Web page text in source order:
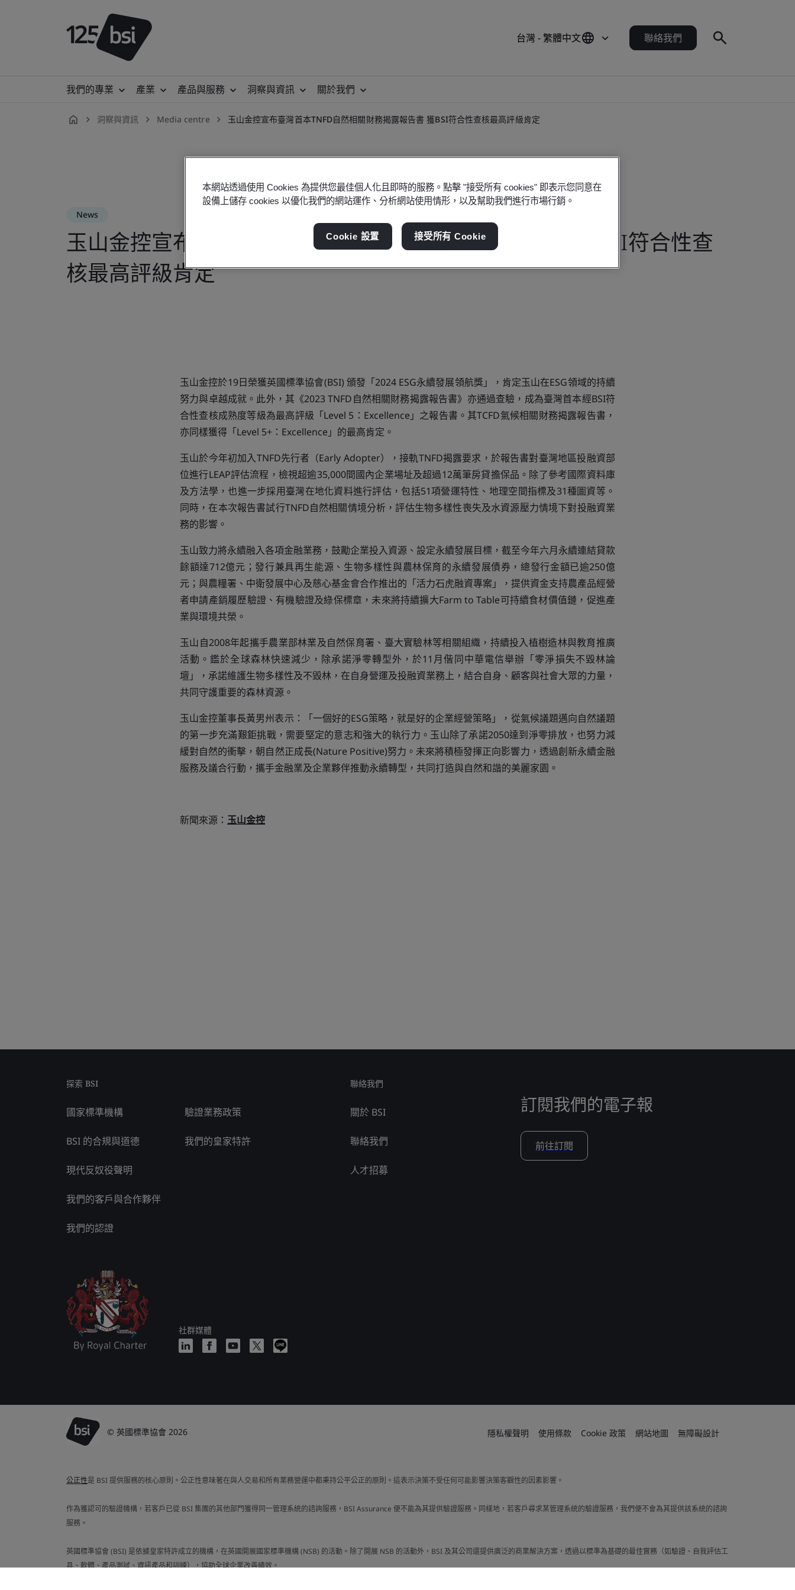
台灣 - 繁體中文 聯絡我們
我們的專業 產業 產品與服務 洞察與資訊 關於我們
洞察與資訊 Media centre 玉山金控宣布臺灣首本TNFD自然相關財務揭露報告書 獲BSI符合性查核最高評級肯定
News
玉山金控宣布臺灣首本TNFD自然相關財務揭露報告書 獲BSI符合性查
核最高評級肯定
玉山金控於19日榮獲英國標準協會(BSI) 頒發「2024 ESG永續發展領航獎」，肯定玉山在ESG領域的持續
努力與卓越成就。此外，其《2023 TNFD自然相關財務揭露報告書》亦通過查驗，成為臺灣首本經BSI符
合性查核成熟度等級為最高評級「Level 5：Excellence」之報告書。其TCFD氣候相關財務揭露報告書，
亦同樣獲得「Level 5+：Excellence」的最高肯定。
玉山於今年初加入TNFD先行者（Early Adopter），接軌TNFD揭露要求，於報告書對臺灣地區投融資部
位進行LEAP評估流程，檢視超逾35,000間國內企業場址及超過12萬筆房貸擔保品。除了參考國際資料庫
及方法學，也進一步採用臺灣在地化資料進行評估，包括51項營運特性、地理空間指標及31種圖資等。
同時，在本次報告書試行TNFD自然相關情境分析，評估生物多樣性喪失及水資源壓力情境下對投融資業
務的影響。
玉山致力將永續融入各項金融業務，鼓勵企業投入資源、設定永續發展目標，截至今年六月永續連結貸款
餘額達712億元；發行兼具再生能源、生物多樣性與農林保育的永續發展債券，總發行金額已逾250億
元；與農糧署、中衛發展中心及慈心基金會合作推出的「活力石虎融資專案」，提供資金支持農產品經營
者申請產銷履歷驗證、有機驗證及綠保標章，未來將持續擴大Farm to Table可持續食材價值鏈，促進產
業與環境共榮。
玉山自2008年起攜手農業部林業及自然保育署、臺大實驗林等相關組織，持續投入植樹造林與教育推廣
活動。鑑於全球森林快速減少，除承諾淨零轉型外，於11月偕同中華電信舉辦「零淨損失不毀林論
壇」，承諾維護生物多樣性及不毀林，在自身營運及投融資業務上，結合自身、顧客與社會大眾的力量，
共同守護重要的森林資源。
玉山金控董事長黃男州表示：「一個好的ESG策略，就是好的企業經營策略」，從氣候議題邁向自然議題
的第一步充滿艱鉅挑戰，需要堅定的意志和強大的執行力。玉山除了承諾2050達到淨零排放，也努力減
緩對自然的衝擊，朝自然正成長(Nature Positive)努力。未來將積極發揮正向影響力，透過創新永續金融
服務及議合行動，攜手金融業及企業夥伴推動永續轉型，共同打造與自然和諧的美麗家園。
新聞來源： 玉山金控
探索 BSI
國家標準機構
BSI 的合規與道德
現代反奴役聲明
我們的客戶與合作夥伴
我們的認證
驗證業務政策
我們的皇家特許
社群媒體
聯絡我們
關於 BSI
聯絡我們
人才招募
訂閱我們的電子報
前往訂閱
© 英國標準協會 2026 隱私權聲明 使用條款 Cookie 政策 網站地圖 無障礙設計
公正性是 BSI 提供服務的核心原則。公正性意味著在與人交易和所有業務營運中都秉持公平公正的原則。這表示決策不受任何可能影響決策客觀性的因素影響。
作為獲認可的驗證機構，若客戶已從 BSI 集團的其他部門獲得同一管理系統的諮詢服務，BSI Assurance 便不能為其提供驗證服務。同樣地，若客戶尋求某管理系統的驗證服務，我們便不會為其提供該系統的諮詢
服務。
英國標準協會 (BSI) 是依據皇家特許成立的機構，在英國開展國家標準機構 (NSB) 的活動。除了開展 NSB 的活動外，BSI 及其公司還提供廣泛的商業解決方案，透過以標準為基礎的最佳實務（如驗證、自我評估工
具、軟體、產品測試、資訊產品和訓練），協助全球企業改善績效。
本網站透過使用 Cookies 為提供您最佳個人化且即時的服務。點擊 "接受所有 cookies" 即表示您同意在
設備上儲存 cookies 以優化我們的網站運作、分析網站使用情形，以及幫助我們進行市場行銷。
Cookie 設置 接受所有 Cookie